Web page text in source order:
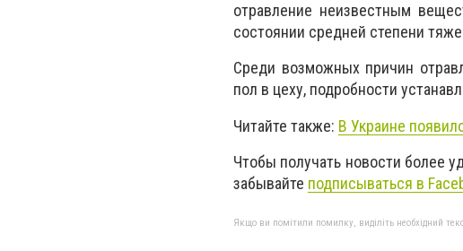
отравление неизвестным
состоянии средней степени
Среди возможных причин
пол в цеху, подробности
Читайте также: В Украине
Чтобы получать новости более
забывайте подписываться в
Якщо ви помітили помилку, виділіть необхідний